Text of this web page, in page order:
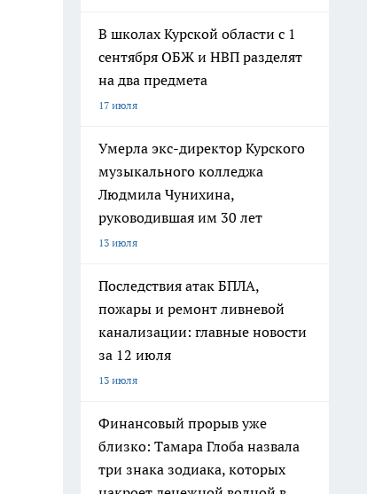
В школах Курской области с 1
сентября ОБЖ и НВП разделят
на два предмета
17 июля
Умерла экс-директор Курского
музыкального колледжа
Людмила Чунихина,
руководившая им 30 лет
13 июля
Последствия атак БПЛА,
пожары и ремонт ливневой
канализации: главные новости
за 12 июля
13 июля
Финансовый прорыв уже
близко: Тамара Глоба назвала
три знака зодиака, которых